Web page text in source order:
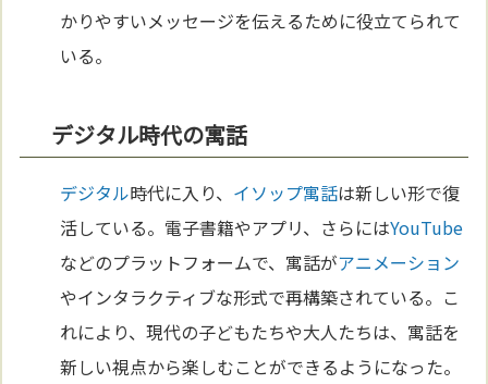
かりやすいメッセージを伝えるために役立てられて
いる。
デジタル時代の寓話
デジタル時代に入り、 イソップ寓話は新しい形で復
活している。電子書籍やアプリ、さらにはYouTube
などのプラットフォームで、寓話がアニメーション
やインタラクティブな形式で再構築されている。こ
れにより、現代の子どもたちや大人たちは、寓話を
新しい視点から楽しむことができるようになった。